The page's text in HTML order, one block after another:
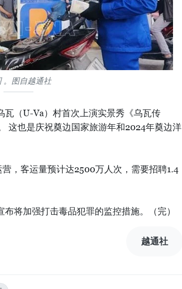
。图自越通社
瓦（U-Va）村首次上演实景秀《乌瓦传
这也是庆祝奠边国家旅游年和2024年奠边洋
，客运量预计达2500万人次，需要招聘1.4
将加强打击毒品犯罪的监控措施。（完）
越通社